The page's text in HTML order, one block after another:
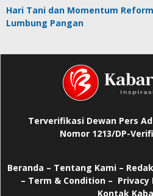
Hari Tani dan Momentum
Lumbung Pangan
Terverifikasi Dewan Pers
Nomor 1213/DP-
Beranda – Tentang Kami –
– Term & Condition – Privacy
Kontak